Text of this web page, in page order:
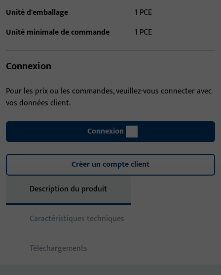
Unité d'emballage
1 PCE
Unité minimale de commande
1 PCE
Connexion
Pour les prix ou les commandes, veuillez-vous connecter avec
vos données client.
Connexion
Créer un compte client
Description du produit
Caractéristiques techniques
Téléchargements